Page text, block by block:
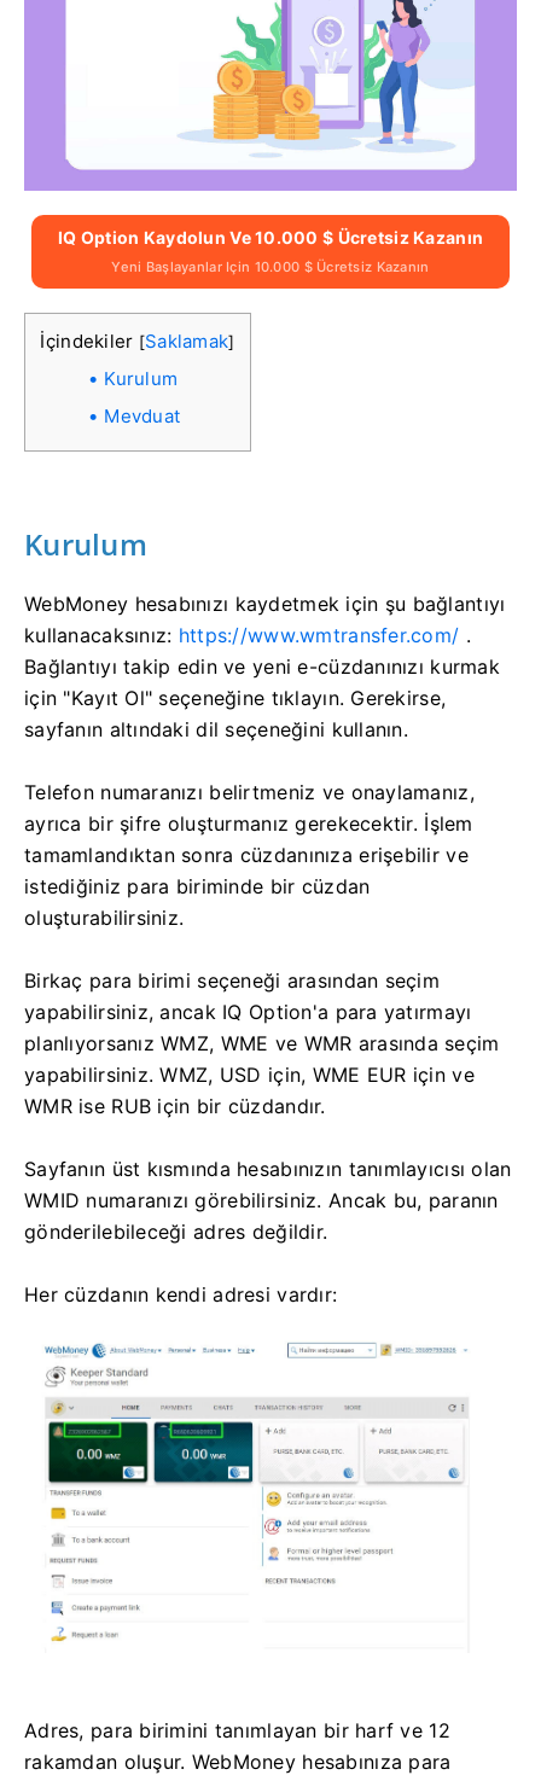
IQ Option Kaydolun Ve 10.000 $ Ücretsiz Kazanın
Yeni Başlayanlar Için 10.000 $ Ücretsiz Kazanın
İçindekiler [Saklamak]
Kurulum
Mevduat
Kurulum
WebMoney hesabınızı kaydetmek için şu bağlantıyı
kullanacaksınız: https://www.wmtransfer.com/ .
Bağlantıyı takip edin ve yeni e-cüzdanınızı kurmak
için "Kayıt Ol" seçeneğine tıklayın. Gerekirse,
sayfanın altındaki dil seçeneğini kullanın.
Telefon numaranızı belirtmeniz ve onaylamanız,
ayrıca bir şifre oluşturmanız gerekecektir. İşlem
tamamlandıktan sonra cüzdanınıza erişebilir ve
istediğiniz para biriminde bir cüzdan
oluşturabilirsiniz.
Birkaç para birimi seçeneği arasından seçim
yapabilirsiniz, ancak IQ Option'a para yatırmayı
planlıyorsanız WMZ, WME ve WMR arasında seçim
yapabilirsiniz. WMZ, USD için, WME EUR için ve
WMR ise RUB için bir cüzdandır.
Sayfanın üst kısmında hesabınızın tanımlayıcısı olan
WMID numaranızı görebilirsiniz. Ancak bu, paranın
gönderilebileceği adres değildir.
Her cüzdanın kendi adresi vardır:
Adres, para birimini tanımlayan bir harf ve 12
rakamdan oluşur. WebMoney hesabınıza para